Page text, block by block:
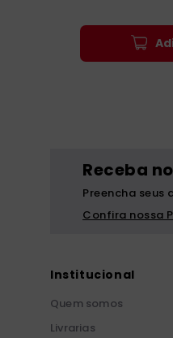
Receba
Preencha seus
Confira nossa
Institucional
Quem somos
Livrarias